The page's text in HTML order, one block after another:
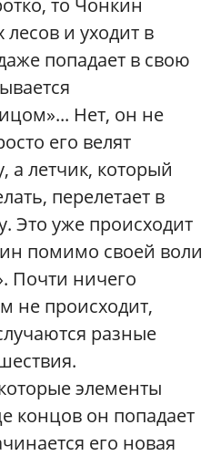
то Чонкин
лесов и уходит в
попадает в свою
Нет, он не
его велят
а летчик, который
перелетает в
Это уже происходит
помимо своей воли
Почти ничего
не происходит,
разные
элементы
концов он попадает
его новая